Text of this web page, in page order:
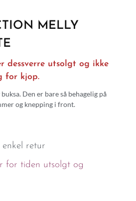
MELLY
dessverre utsolgt og ikke
for kjop.
Den er bare så behagelig på
og knepping i front.
retur
for tiden utsolgt og